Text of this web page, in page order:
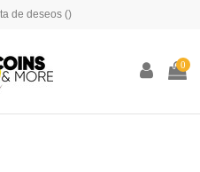
de deseos ()
0